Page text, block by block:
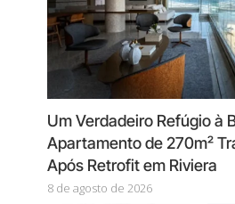
Um Verdadeiro Refúgio à
Apartamento de 270m²
Após Retrofit em Riviera
8 de agosto de 2026